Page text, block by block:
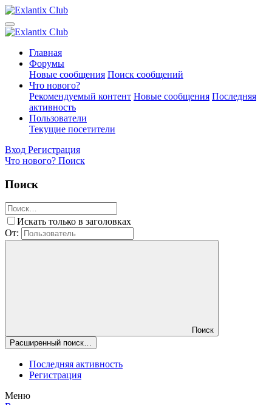
Главная
Форумы
Новые сообщения Поиск сообщений
Что нового?
Рекомендуемый контент Новые сообщения Последняя
активность
Пользователи
Текущие посетители
Вход Регистрация
Что нового? Поиск
Поиск
Искать только в заголовках
От:
Поиск
Расширенный поиск…
Последняя активность
Регистрация
Меню